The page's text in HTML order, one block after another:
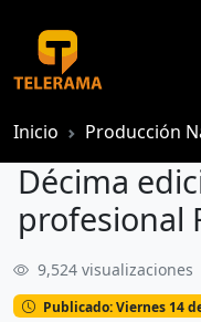
Inicio Producción
Décima
profesional
9,524 visualizaciones
Publicado: Viernes 14